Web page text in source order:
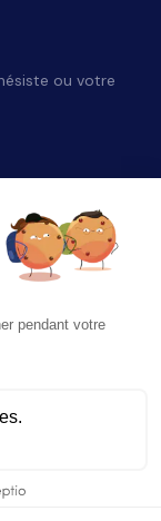
ou votre
nous ?
pendant votre